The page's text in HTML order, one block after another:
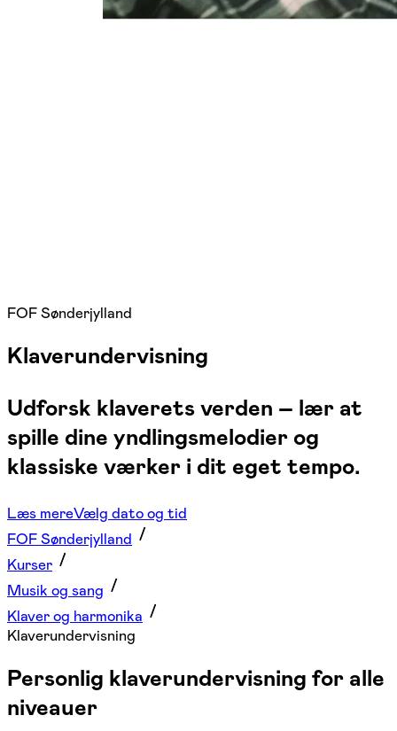
FOF Sønderjylland
Klaverundervisning
Udforsk klaverets verden – lær at
spille dine yndlingsmelodier og
klassiske værker i dit eget tempo.
Læs mereVælg dato og tid
FOF Sønderjylland
Kurser
Musik og sang
Klaver og harmonika
Klaverundervisning
Personlig klaverundervisning for alle
niveauer